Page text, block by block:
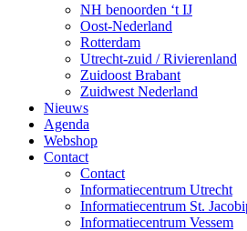
NH benoorden ‘t IJ
Oost-Nederland
Rotterdam
Utrecht-zuid / Rivierenland
Zuidoost Brabant
Zuidwest Nederland
Nieuws
Agenda
Webshop
Contact
Contact
Informatiecentrum Utrecht
Informatiecentrum St.
Informatiecentrum Vessem